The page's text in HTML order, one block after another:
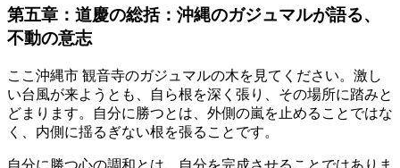
第五章：道慶の総括：沖縄のガジュマルが語る、
不動の意志
ここ沖縄市 観音寺のガジュマルの木を見てください。激し
い台風が来ようとも、自ら根を深く張り、その場所に踏みと
どまります。自分に勝つとは、外側の嵐を止めることではな
く、内側に揺るぎない根を張ることです。
自分に勝つ心の調和とは、自分を完成させることではありま